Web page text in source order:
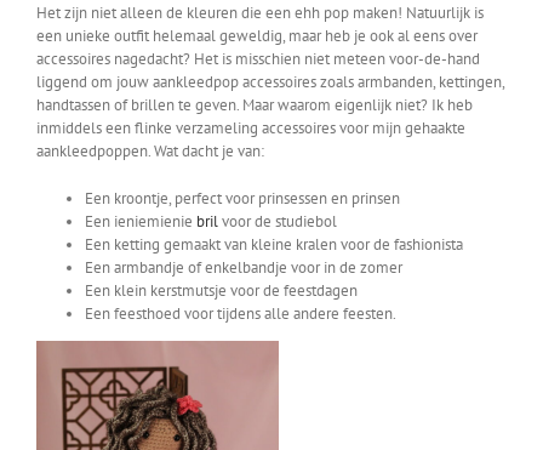
Het zijn niet alleen de kleuren die een ehh pop maken! Natuurlijk is
een unieke outfit helemaal geweldig, maar heb je ook al eens over
accessoires nagedacht? Het is misschien niet meteen voor-de-hand
liggend om jouw aankleedpop accessoires zoals armbanden, kettingen,
handtassen of brillen te geven. Maar waarom eigenlijk niet? Ik heb
inmiddels een flinke verzameling accessoires voor mijn gehaakte
aankleedpoppen. Wat dacht je van:
Een kroontje, perfect voor prinsessen en prinsen
Een ieniemienie brilvoor de studiebol
Een ketting gemaakt van kleine kralen voor de fashionista
Een armbandje of enkelbandje voor in de zomer
Een klein kerstmutsje voor de feestdagen
Een feesthoed voor tijdens alle andere feesten.